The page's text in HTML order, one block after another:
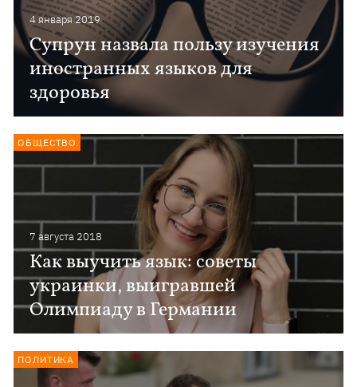
4 января 2019
Супрун назвала пользу изучения
иностранных языков для
здоровья
7 августа 2018
Как выучить язык: советы
украинки, выигравшей
Олимпиаду в Германии
ОБЩЕСТВО
ПОЛИТИКА